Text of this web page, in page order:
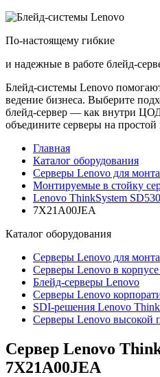
По-настоящему гибкие
и надежные в работе блейд-
Блейд-системы Lenovo
ведение бизнеса. Выберите
блейд-сервер — как внутри
объедините серверы на
Главная
Каталог оборудования
Серверы Lenovo для
Монтируемые в стойку
Lenovo ThinkSystem SD530
7X21A00JEA
Каталог оборудования
Серверы Lenovo для
Серверы Lenovo в
Блейд-серверы Lenovo
Cерверы Lenovo
SDI-решения Lenovo
Серверы Lenovo высокой
Сервер Lenovo
7X21A00JEA